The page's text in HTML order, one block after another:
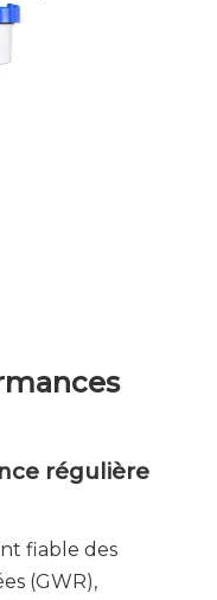
régulière
fiable des
(GWR),